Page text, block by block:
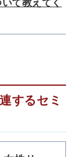
て教えてく
するセミ